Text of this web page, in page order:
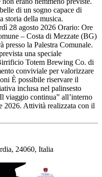
di un sogno capace di
storia della musica.
28 agosto 2026 Orario: Ore
– Costa di Mezzate (BG)
presso la Palestra Comunale.
una speciale
Totem Brewing Co. di
conviviale per valorizzare
È possibile riservare il
inclusa nel palinsesto
viaggio continua” all’interno
2026. Attività realizzata con il
24060, Italia